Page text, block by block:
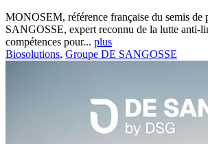
MONOSEM, référence française du semis de
SANGOSSE, expert reconnu de la lutte anti-
compétences pour... plus
Biosolutions, Groupe DE SANGOSSE